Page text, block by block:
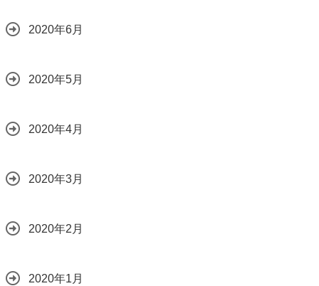
2020年6月
2020年5月
2020年4月
2020年3月
2020年2月
2020年1月